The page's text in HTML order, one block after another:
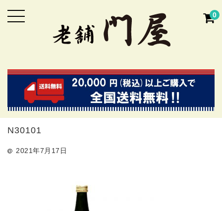
0
N30101
2021年7月17日